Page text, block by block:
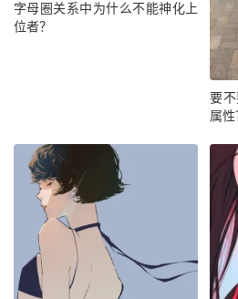
字母圈关系中为什么不能神化上
位者？
要
属性